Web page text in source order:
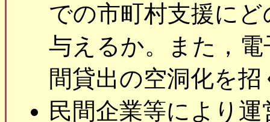
での市町村支援に
与えるか。また，
間貸出の空洞化を
民間企業等により